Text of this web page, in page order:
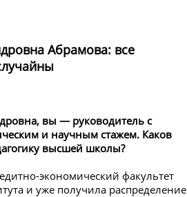
Абрамова: все
вы — руководитель с
и научным стажем. Каков
высшей школы?
экономический факультет
и уже получила распределение